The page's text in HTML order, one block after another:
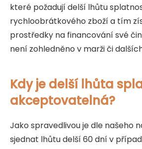
které požadují delší lhůtu
rychloobrátkového zboží a tím
prostředky na financování své
není zohledněno v marži či
Kdy je delší lhůta
akceptovatelná?
Jako spravedlivou je dle našeho
sjednat lhůtu delší 60 dní v